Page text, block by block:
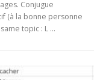
Conjugue
(à la bonne personne
topic : L …